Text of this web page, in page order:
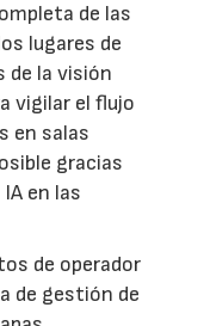
de las
lugares de
de la visión
vigilar el flujo
en salas
gracias
en las
de operador
de gestión de